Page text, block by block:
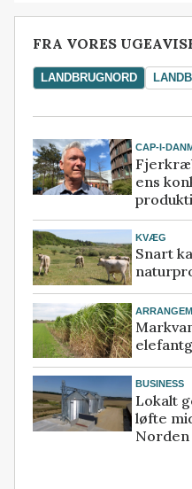
FRA VORES
LANDBRUGNORD
CAP-I-
ens
KVÆG
Snart
BUSINESS
Lokalt
løfte
Norden